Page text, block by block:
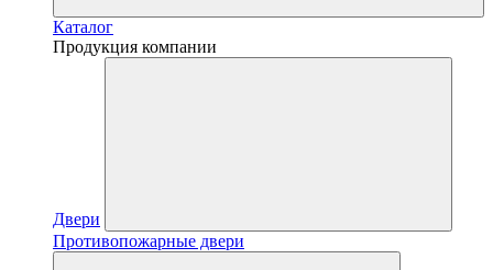
Каталог
Продукция компании
Двери
Противопожарные двери